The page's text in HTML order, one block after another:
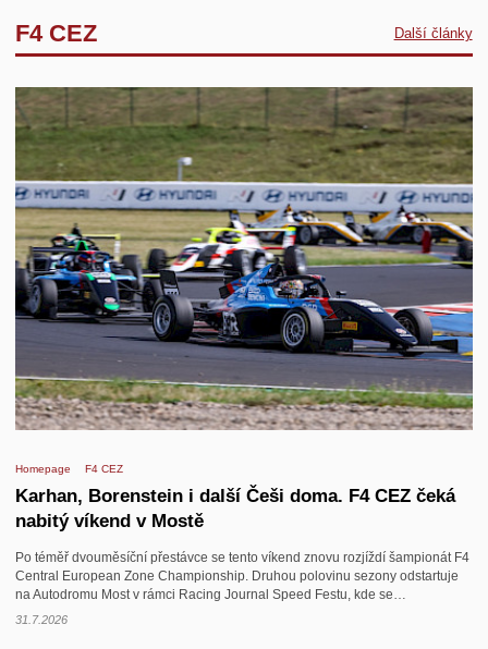
F4 CEZ Další články
Homepage F4 CEZ
Karhan, Borenstein i další Češi doma. F4 CEZ čeká
nabitý víkend v Mostě
Po téměř dvouměsíční přestávce se tento víkend znovu rozjíždí šampionát F4
Central European Zone Championship. Druhou polovinu sezony odstartuje
na Autodromu Most v rámci Racing Journal Speed Festu, kde se…
31.7.2026